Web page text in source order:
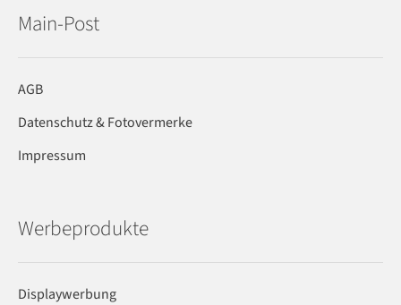
Main-Post
AGB
Datenschutz & Fotovermerke
Impressum
Werbeprodukte
Displaywerbung